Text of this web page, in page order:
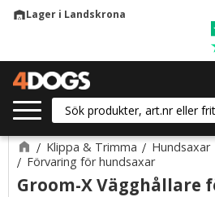
warehouseLager i Landskrona
Klippa & Trimma
Hundsaxar
Förvaring för hundsaxar
Groom-X Vägghållare